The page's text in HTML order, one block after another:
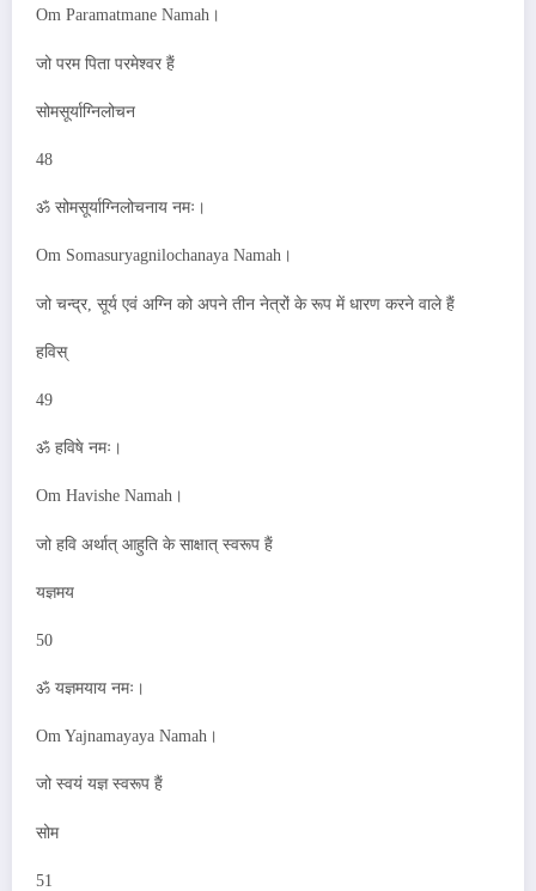
Om Paramatmane Namah।
जो परम पिता परमेश्वर हैं
सोमसूर्याग्निलोचन
48
ॐ सोमसूर्याग्निलोचनाय नमः।
Om Somasuryagnilochanaya Namah।
जो चन्द्र, सूर्य एवं अग्नि को अपने तीन नेत्रों के रूप में धारण करने वाले हैं
हविस्
49
ॐ हविषे नमः।
Om Havishe Namah।
जो हवि अर्थात् आहुति के साक्षात् स्वरूप हैं
यज्ञमय
50
ॐ यज्ञमयाय नमः।
Om Yajnamayaya Namah।
जो स्वयं यज्ञ स्वरूप हैं
सोम
51